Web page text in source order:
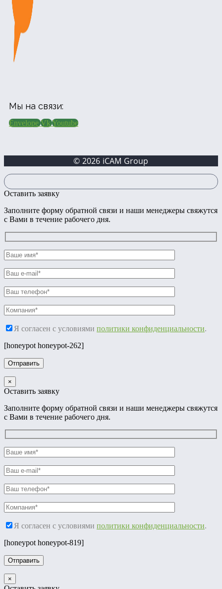
Мы на связи:
Envelope Vk Youtube
© 2026 iCAM Group
Оставить заявку
Заполните форму обратной связи и наши менеджеры свяжутся
с Вами в течение рабочего дня.
Я согласен с условиями политики конфиденциальности.
[honeypot honeypot-262]
×
Оставить заявку
Заполните форму обратной связи и наши менеджеры свяжутся
с Вами в течение рабочего дня.
Я согласен с условиями политики конфиденциальности.
[honeypot honeypot-819]
×